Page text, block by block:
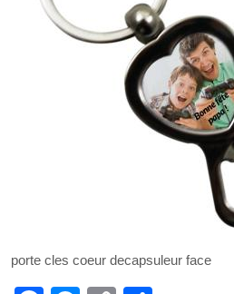
porte cles coeur decapsuleur face